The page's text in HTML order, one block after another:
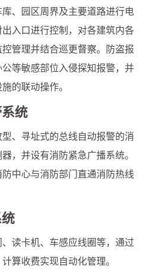
、园区周界及主要道路进行电
入口进行控制，对各建筑内各
管理并结合巡更督察。防盗报
等敏感部位入侵探知报警，并
的联动操作。
统
、寻址式的总线自动报警的消
，并设有消防紧急广播系统。
中心与消防部门直通消防热线
读卡机、车感应线圈等，通过
算收费实现自动化管理。